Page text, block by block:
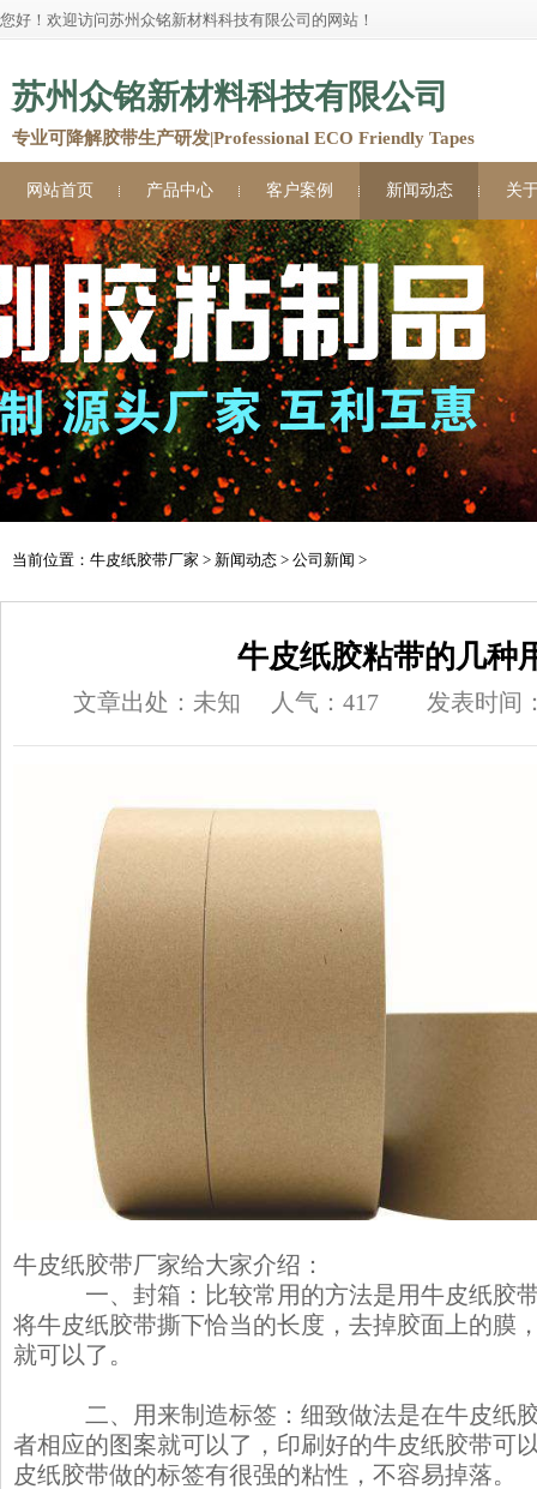
您好！欢迎访问苏州众铭新材料科技有限公司的网站！
苏州众铭新材料科技有限公司
专业可降解胶带生产研发|Professional ECO Friendly Tapes
网站首页 产品中心 客户案例 新闻动态 关
当前位置： 牛皮纸胶带厂家 > 新闻动态 > 公司新闻 >
牛皮纸胶粘带的几种
文章出处：未知 人气： 417 发表时间
牛皮纸胶带厂家给大家介绍：
一、封箱：比较常用的方法是用牛皮纸胶带
将牛皮纸胶带撕下恰当的长度，去掉胶面上的膜
就可以了。
二、用来制造标签：细致做法是在牛皮纸胶
者相应的图案就可以了，印刷好的牛皮纸胶带可
皮纸胶带做的标签有很强的粘性，不容易掉落。